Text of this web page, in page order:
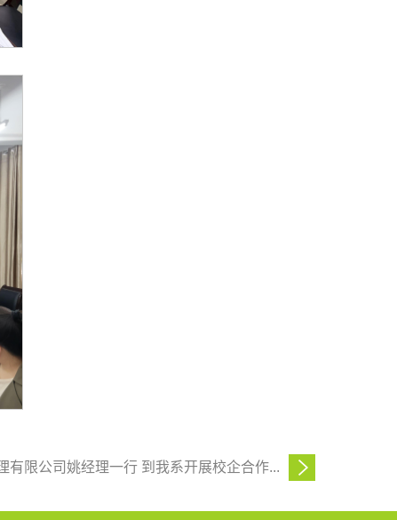
有限公司姚经理一行 到我系开展校企合作...